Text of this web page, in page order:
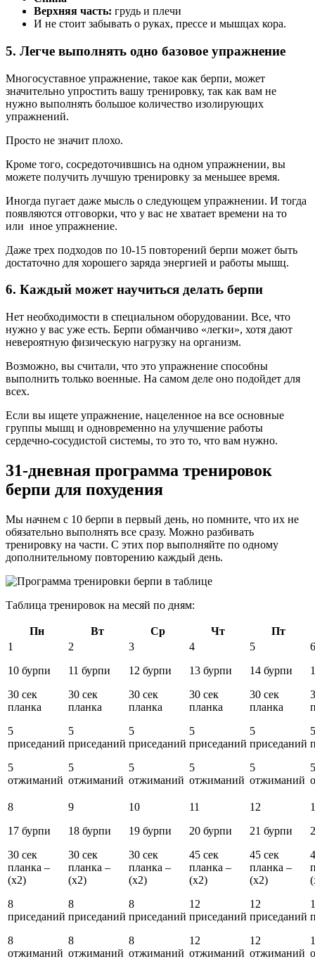
Верхняя часть: грудь и плечи
И не стоит забывать о руках, прессе и мышцах кора.
5. Легче выполнять одно базовое упражнение
Многосуставное упражнение, такое как берпи, может
значительно упростить вашу тренировку, так как вам не
нужно выполнять большое количество изолирующих
упражнений.
Просто не значит плохо.
Кроме того, сосредоточившись на одном упражнении, вы
можете получить лучшую тренировку за меньшее время.
Иногда пугает даже мысль о следующем упражнении. И тогда
появляются отговорки, что у вас не хватает времени на то
или иное упражнение.
Даже трех подходов по 10-15 повторений берпи может быть
достаточно для хорошего заряда энергией и работы мышц.
6. Каждый может научиться делать берпи
Нет необходимости в специальном оборудовании. Все, что
нужно у вас уже есть. Берпи обманчиво «легки», хотя дают
невероятную физическую нагрузку на организм.
Возможно, вы считали, что это упражнение способны
выполнить только военные. На самом деле оно подойдет для
всех.
Если вы ищете упражнение, нацеленное на все основные
группы мышц и одновременно на улучшение работы
сердечно-сосудистой системы, то это то, что вам нужно.
31-дневная программа тренировок
берпи для похудения
Мы начнем с 10 берпи в первый день, но помните, что их не
обязательно выполнять все сразу. Можно разбивать
тренировку на части. С этих пор выполняйте по одному
дополнительному повторению каждый день.
Таблица тренировок на месяй по дням:
Пн Вт Ср Чт
Пт
1
10 бурпи
30 сек
планка
5
приседаний
5
отжиманий
2
11 бурпи
30 сек
планка
5
приседаний
5
отжиманий
3
12 бурпи
30 сек
планка
5
приседаний
5
отжиманий
4
13 бурпи
30 сек
планка
5
приседаний
5
отжиманий
5
14 бурпи
30 сек
планка
5
приседаний
5
отжиманий
6
5
5
8
17 бурпи
30 сек
планка –
(x2)
8
приседаний
8
отжиманий
9
18 бурпи
30 сек
планка –
(x2)
8
приседаний
8
отжиманий
10
19 бурпи
30 сек
планка –
(x2)
8
приседаний
8
отжиманий
11
20 бурпи
45 сек
планка –
(x2)
12
приседаний
12
отжиманий
12
21 бурпи
45 сек
планка –
(x2)
12
приседаний
12
отжиманий